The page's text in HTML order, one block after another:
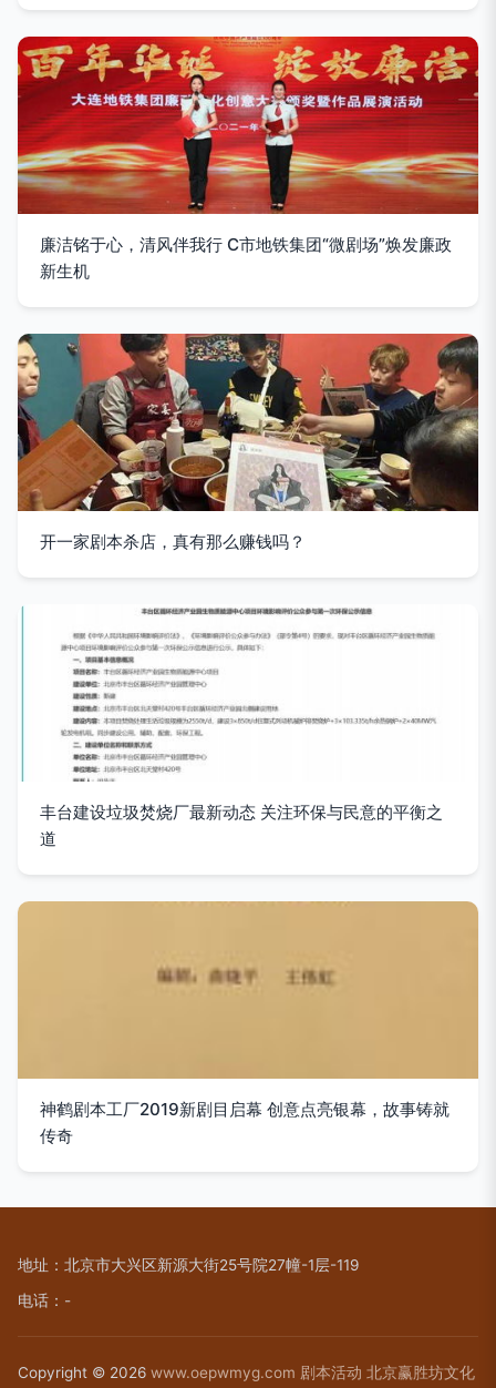
廉洁铭于心，清风伴我行 C市地铁集团“微剧场”焕发廉政
新生机
开一家剧本杀店，真有那么赚钱吗？
丰台建设垃圾焚烧厂最新动态 关注环保与民意的平衡之
道
神鹤剧本工厂2019新剧目启幕 创意点亮银幕，故事铸就
传奇
地址：北京市大兴区新源大街25号院27幢-1层-119
电话：-
Copyright © 2026 www.oepwmyg.com 剧本活动 北京赢胜坊文化